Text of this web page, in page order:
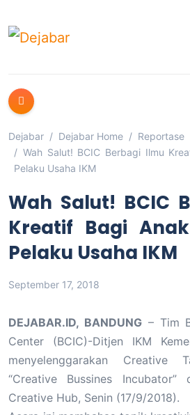
Dejabar Dejabar Home
Reportase
Wah Salut! BCIC Berbagi Ilmu
Pelaku Usaha IKM
Wah Salut! BCIC
Kreatif Bagi
Pelaku Usaha IKM
September 17, 2018
DEJABAR.ID, BANDUNG– Tim
Center (BCIC)-Ditjen IKM
menyelenggarakan Creative
“Creative Bussines Incubator”
Creative Hub, Senin (17/9/2018).